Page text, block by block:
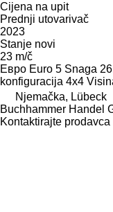
Cijena na upit
Prednji utovarivač
2023
Stanje novi
23 m/č
Евро Euro 5 Snaga
konfiguracija 4x4
Njemačka, Lübeck
Buchhammer Handel
Kontaktirajte prodavca